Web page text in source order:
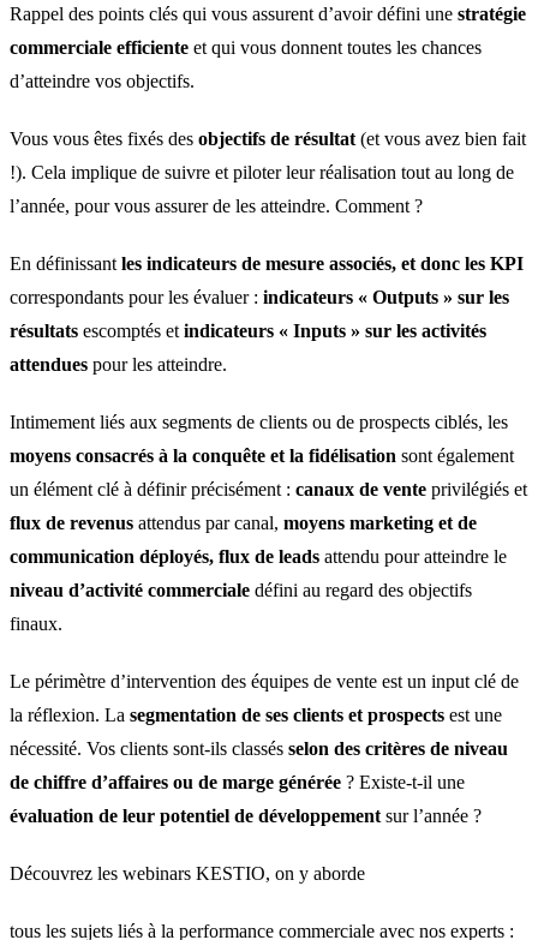
Rappel des points clés qui vous assurent d’avoir défini une stratégie
commerciale efficiente et qui vous donnent toutes les chances
d’atteindre vos objectifs.
Vous vous êtes fixés des objectifs de résultat (et vous avez bien fait
!). Cela implique de suivre et piloter leur réalisation tout au long de
l’année, pour vous assurer de les atteindre. Comment ?
En définissant les indicateurs de mesure associés, et donc les KPI
correspondants pour les évaluer : indicateurs « Outputs » sur les
résultats escomptés et indicateurs « Inputs » sur les activités
attendues pour les atteindre.
Intimement liés aux segments de clients ou de prospects ciblés, les
moyens consacrés à la conquête et la fidélisation sont également
un élément clé à définir précisément : canaux de vente privilégiés et
flux de revenus attendus par canal, moyens marketing et de
communication déployés, flux de leads attendu pour atteindre le
niveau d’activité commerciale défini au regard des objectifs
finaux.
Le périmètre d’intervention des équipes de vente est un input clé de
la réflexion. La segmentation de ses clients et prospects est une
nécessité. Vos clients sont-ils classés selon des critères de niveau
de chiffre d’affaires ou de marge générée ? Existe-t-il une
évaluation de leur potentiel de développement sur l’année ?
Découvrez les webinars KESTIO, on y aborde
tous les sujets liés à la performance commerciale avec nos experts :